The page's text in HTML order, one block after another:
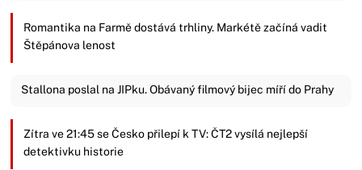
Romantika na Farmě dostává trhliny. Markétě začíná vadit
Štěpánova lenost
Stallona poslal na JIPku. Obávaný filmový bijec míří do Prahy
Zítra ve 21:45 se Česko přilepí k TV: ČT2 vysílá nejlepší
detektivku historie